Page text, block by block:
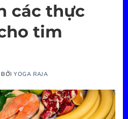
các thực
tim
BỞIYOGA RAJA